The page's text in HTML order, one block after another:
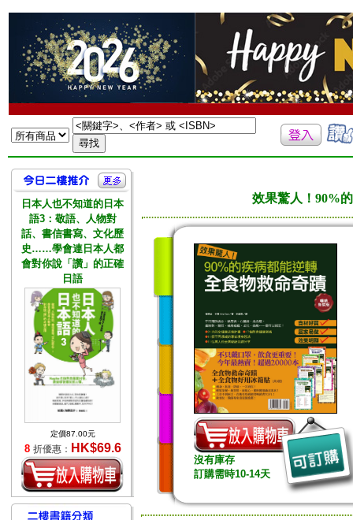
日本人也不知道的日本
語3：敬語、人物對
話、書信書寫、文化歷
史……學會連日本人都
會對你說「讚」的正確
日語
定價87.00元
8 折優惠： HK$69.6
效果驚人！90%
沒有庫存
訂購需時10-14天